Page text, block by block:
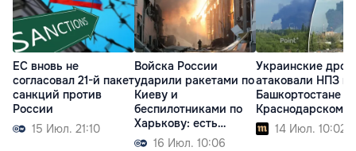
ЕС вновь не
согласовал 21-й пакет
санкций против
России
15 Июл. 21:10
Войска России
ударили ракетами по
Киеву и
беспилотниками по
Харькову: есть
жертвы16 Июл. 10:06
Украинские
атаковали НПЗ в
Башкортостане и
Краснодарском
14 Июл. 10:02